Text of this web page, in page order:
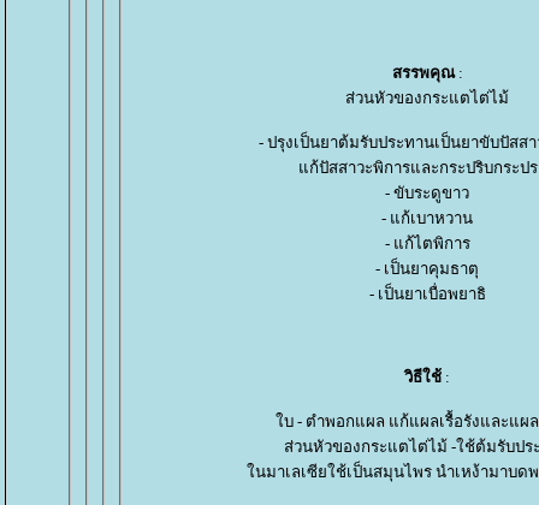
สรรพคุณ:
ส่วนหัวของกระแตไต่ไม้
- ปรุงเป็นยาต้มรับประทานเป็นยาขับปัสส
ก้ปัสสาวะพิการและกระปริบกระ
- ขับระดูขาว
- แก้เบาหวาน
- แก้ไตพิการ
- เป็นยาคุมธาตุ
- เป็นยาเบื่อพยาธิ
วิธีใช้ :
บ - ตำพอกแผล แก้แผลเรื้อรังและแผ
ส่วนหัวของกระแตไต่ไม้ -ใช้ต้มรับปร
นมาเลเซียใช้เป็นสมุนไพร นำเหง้ามาบด